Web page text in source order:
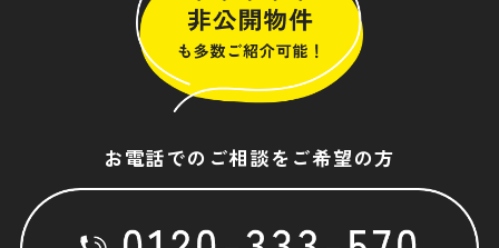
お電話でのご相談をご希望の方